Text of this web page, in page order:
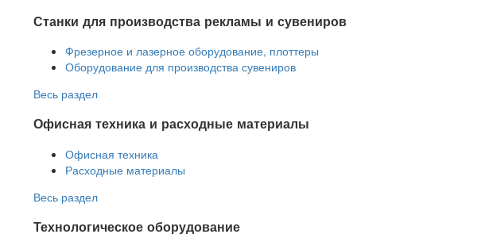
Станки для производства рекламы и сувениров
Фрезерное и лазерное оборудование, плоттеры
Оборудование для производства сувениров
Весь раздел
Офисная техника и расходные материалы
Офисная техника
Расходные материалы
Весь раздел
Технологическое оборудование